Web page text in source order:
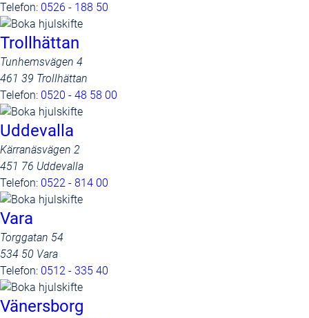
Telefon: 0526 - 188 50
Trollhättan
Tunhemsvägen 4
461 39 Trollhättan
Telefon: 0520 - 48 58 00
Uddevalla
Kärranäsvägen 2
451 76 Uddevalla
Telefon: 0522 - 814 00
Vara
Torggatan 54
534 50 Vara
Telefon: 0512 - 335 40
Vänersborg